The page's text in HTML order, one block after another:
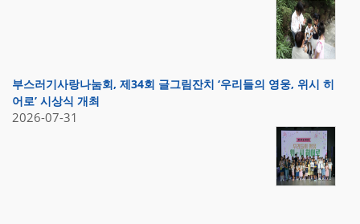
부스러기사랑나눔회, 제34회 글그림잔치 ‘우리들의 영웅, 위시 히
어로’ 시상식 개최
2026-07-31